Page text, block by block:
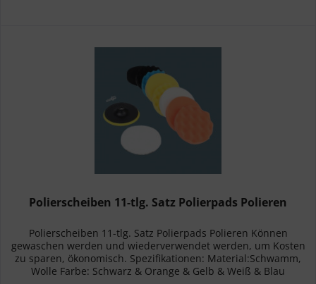
Polierscheiben 11-tlg. Satz Polierpads Polieren
Polierscheiben 11-tlg. Satz Polierpads Polieren Können
gewaschen werden und wiederverwendet werden, um Kosten
zu sparen, ökonomisch. Spezifikationen: Material:Schwamm,
Wolle Farbe: Schwarz & Orange & Gelb & Weiß & Blau